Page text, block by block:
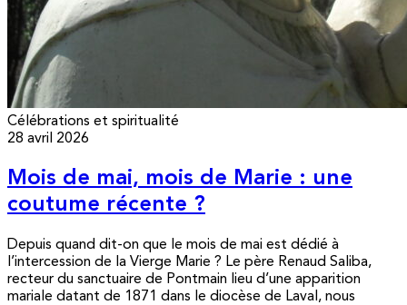
Célébrations et spiritualité
28 avril 2026
Mois de mai, mois de Marie : une
coutume récente ?
Depuis quand dit-on que le mois de mai est dédié à
l’intercession de la Vierge Marie ? Le père Renaud Saliba,
recteur du sanctuaire de Pontmain lieu d’une apparition
mariale datant de 1871 dans le diocèse de Laval, nous